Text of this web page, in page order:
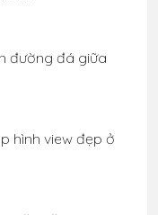
đường đá giữa
hình view đẹp ở